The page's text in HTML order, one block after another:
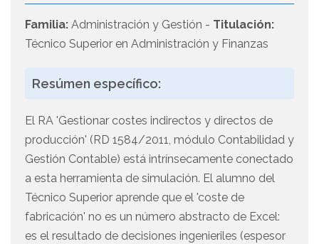
Familia: Administración y Gestión - Titulación:
Técnico Superior en Administración y Finanzas
Resúmen específico:
El RA 'Gestionar costes indirectos y directos de
producción' (RD 1584/2011, módulo Contabilidad y
Gestión Contable) está intrínsecamente conectado
a esta herramienta de simulación. El alumno del
Técnico Superior aprende que el 'coste de
fabricación' no es un número abstracto de Excel:
es el resultado de decisiones ingenieriles (espesor